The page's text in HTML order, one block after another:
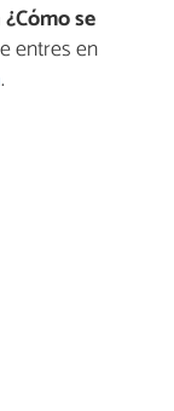
¿Cómo se
entres en
.